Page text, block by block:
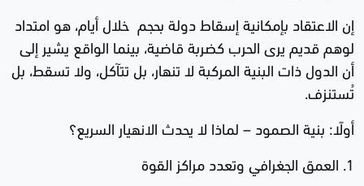
إن الاعتقاد بإمكانية إسقاط دولة بحجم خلال أيام، هو امتداد
لوهم قديم يرى الحرب كضربة قاضية، بينما الواقع يشير إلى
أن الدول ذات البنية المركبة لا تنهار، بل تتآكل، ولا تسقط، بل
تُستنزف.
أولًا: بنية الصمود – لماذا لا يحدث الانهيار السريع؟
1. العمق الجغرافي وتعدد مراكز القوة